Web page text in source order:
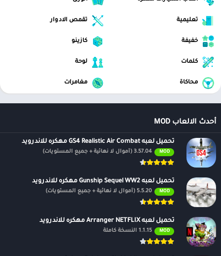
تعليمية تقمص الادوار
خفيفة كازينو
كلمات لوحة
محاكاة مغامرات
أحدث الالعاب MOD
تحميل لعبه GS4 Realistic Air Combat مهكره للاندرويد
MOD 3.57.04 (أموال لا نهائية + جميع المستويات)
تحميل لعبه Gunship Sequel WW2 مهكره للاندرويد
MOD 5.5.20 (أموال لا نهائية + جميع المستويات)
تحميل لعبه Arranger NETFLIX مهكره للاندرويد
MOD 1.1.15 النسخة كاملة